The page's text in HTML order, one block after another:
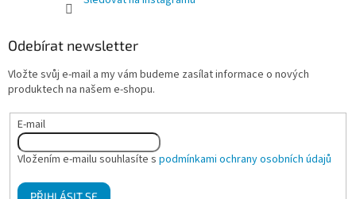
Odebírat newsletter
Vložte svůj e-mail a my vám budeme zasílat informace o nových
produktech na našem e-shopu.
E-mail
Vložením e-mailu souhlasíte s podmínkami ochrany osobních údajů